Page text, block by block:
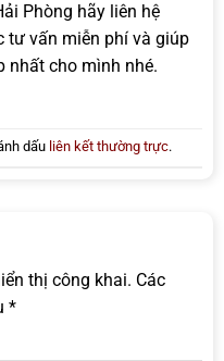
Phòng hãy liên hệ
tư vấn miễn phí và giúp
nhất cho mình nhé.
dấu liên kết thường trực.
thị công khai. Các
*